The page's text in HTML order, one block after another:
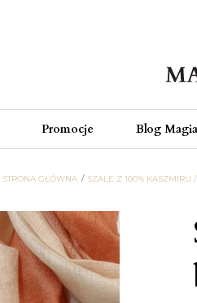
Promocje Blog
STRONA GŁÓWNA SZALE Z 100% KASZMIRU